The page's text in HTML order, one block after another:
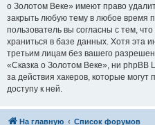
о Золотом Веке» имеют право
закрыть любую тему в любое время
пользователь вы согласны с тем,
храниться в базе данных. Хотя эта
третьим лицам без вашего
«Сказка о Золотом Веке», ни phpBB
за действия хакеров, которые
доступу к ней.
На главную Список форумов